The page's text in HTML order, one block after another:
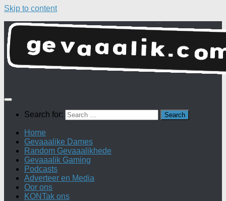
Skip to content
Search for:
Home
Gevaaalike Dames
Random Gevaaalikhede
Gevaaalik Gaming
Podcasts
Adverteer en Media
Oor ons
KONTak ons